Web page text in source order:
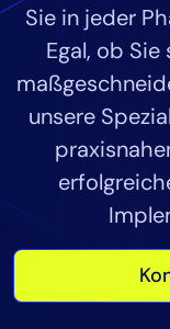
Sie in jeder
Egal, ob
unsere
Lösung
Tool-
MTTR